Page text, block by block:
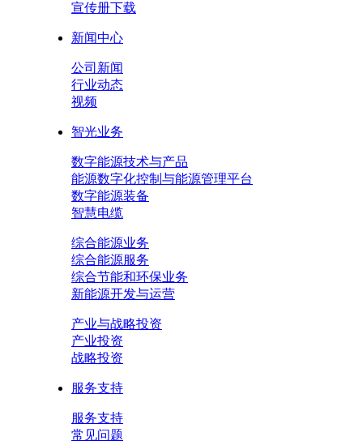
宣传册下载
新闻中心
公司新闻
行业动态
视频
智光业务
数字能源技术与产品
能源数字化控制与能源管理平台
数字能源装备
智慧电缆
综合能源业务
综合能源服务
综合节能和环保业务
新能源开发与运营
产业与战略投资
产业投资
战略投资
服务支持
服务支持
常见问题